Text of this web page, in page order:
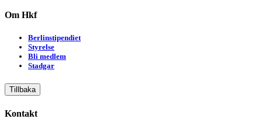
Om Hkf
Berlinstipendiet
Styrelse
Bli medlem
Stadgar
Tillbaka
Kontakt